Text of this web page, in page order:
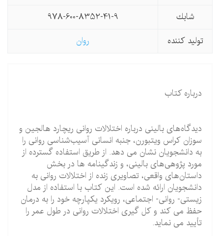
شابك
978-600-8352-41-9
تولید كننده
درباره کتاب
دیدگاه‌های بالینی درباره اختلالات روانی ریچارد هالجین و
سوزان كراس ویتبورن، جنبه انسانی آسیب‌شناسی روانی را
به دانشجویان نشان می دهد. از طریق استفاده گسترده از
مورد پژوهی‌های بالینی، و زندگینامه ها در بخش
داستان‌های واقعی، تصاویری زنده از اختلالات روانی به
دانشجویان ارائه شده است. این كتاب با استفاده از مدل
زیستی- روانی- اجتماعی، رویكرد یكپارچه خود را به درمان
حفظ می كند و كل گیری اختلالات روانی در طول عمر را
تأیید می نماید.